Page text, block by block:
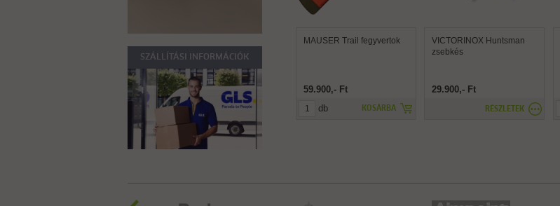
SZÁLLÍTÁSI INFORMÁCIÓK
MAUSER Trail fegyvertok
59.900,- Ft
KOSÁRBA
db
VICTORINOX Huntsman
zsebkés
29.900,- Ft
RÉSZLETEK